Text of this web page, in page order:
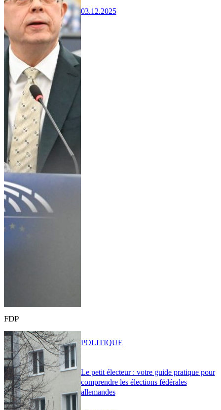
03.12.2025
FDP
Le petit électeur : votre guide pratique pour
comprendre les élections fédérales
allemandes
POLITIQUE